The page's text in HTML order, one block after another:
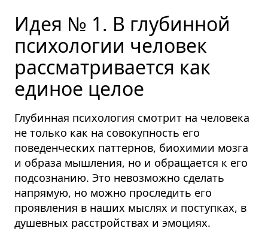
Идея № 1. В глубинной
психологии человек
рассматривается как
единое целое
Глубинная психология смотрит на человека
не только как на совокупность его
поведенческих паттернов, биохимии мозга
и образа мышления, но и обращается к его
подсознанию. Это невозможно сделать
напрямую, но можно проследить его
проявления в наших мыслях и поступках, в
душевных расстройствах и эмоциях.